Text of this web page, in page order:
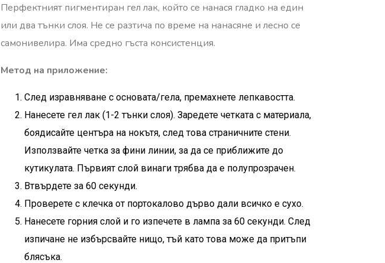
Перфектният пигментиран гел лак, който се нанася гладко на един
или два тънки слоя. Не се разтича по време на нанасяне и лесно се
самонивелира. Има средно гъста консистенция.
Метод на приложение:
След изравняване с основата/гела, премахнете лепкавостта.
Нанесете гел лак (1-2 тънки слоя). Заредете четката с материала,
боядисайте центъра на нокътя, след това страничните стени.
Използвайте четка за фини линии, за да се приближите до
кутикулата. Първият слой винаги трябва да е полупрозрачен.
Втвърдете за 60 секунди.
Проверете с клечка от портокалово дърво дали всичко е сухо.
Нанесете горния слой и го изпечете в лампа за 60 секунди. След
изпичане не избърсвайте нищо, тъй като това може да притъпи
блясъка.